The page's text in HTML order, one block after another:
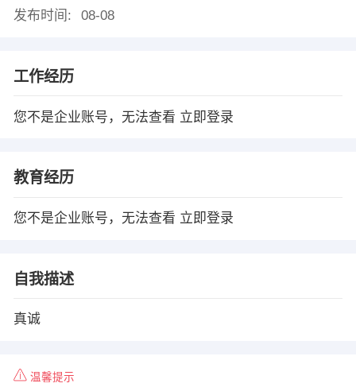
发布时间:
08-08
工作经历
您不是企业账号，无法查看 立即登录
教育经历
您不是企业账号，无法查看 立即登录
自我描述
真诚
温馨提示